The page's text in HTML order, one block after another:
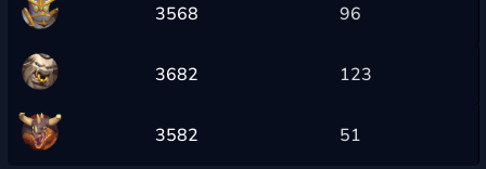
3568 96
3682 123
3582 51